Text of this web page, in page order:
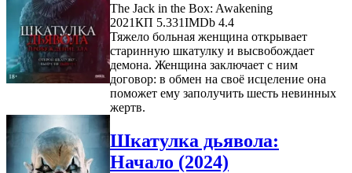
The Jack in the Box: Awakening
2021КП 5.331IMDb 4.4
Тяжело больная женщина открывает
старинную шкатулку и высвобождает
демона. Женщина заключает с ним
договор: в обмен на своё исцеление она
поможет ему заполучить шесть невинных
жертв.
Шкатулка дьявола:
Начало (2024)